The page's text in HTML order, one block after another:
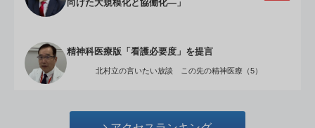
向けた大規模化と協働化―」
精神科医療版「看護必要度」を提言
北村立の言いたい放談 この先の精神医療（5）